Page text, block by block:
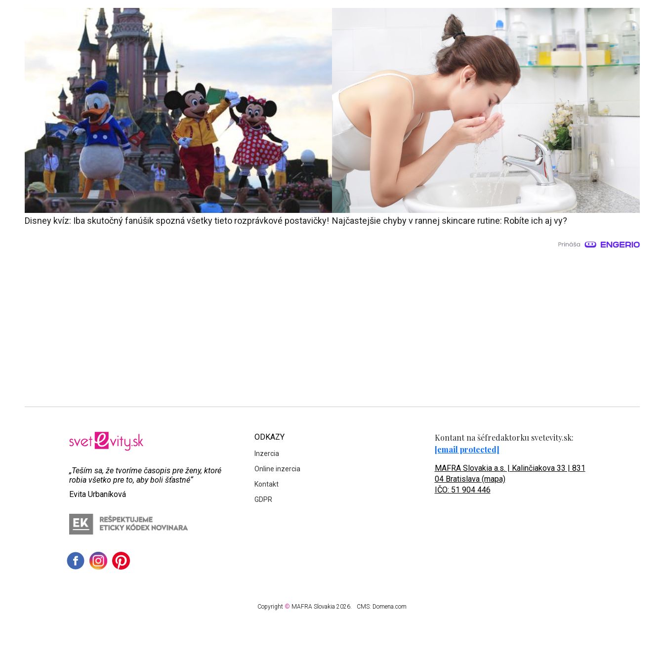
Disney kvíz: Iba skutočný fanúšik spozná všetky tieto rozprávkové postavičky! Najčastejšie chyby v rannej skincare rutine: Robíte ich aj vy?
„Teším sa, že tvoríme časopis pre ženy, ktoré
robia všetko pre to, aby boli šťastné“
Evita Urbaníková
ODKAZY
Inzercia
Online inzercia
Kontakt
GDPR
Kontant na šéfredaktorku svetevity.sk:
[email protected]
MAFRA Slovakia a.s. | Kalinčiakova 33 | 831
04 Bratislava (mapa)
IČO: 51 904 446
Copyright © MAFRA Slovakia 2026. CMS: Domena.com